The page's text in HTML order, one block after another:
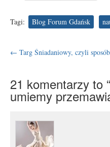
Tagi: Blog Forum Gdańsk
← Targ Śniadaniowy, czyli
21 komentarzy to
umiemy